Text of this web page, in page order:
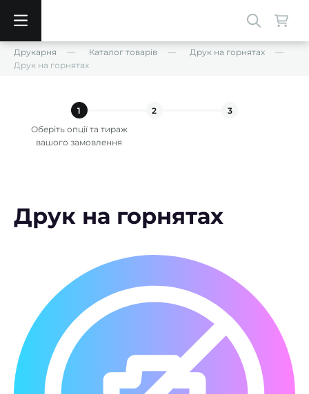
Друкарня Каталог товарів
Друк на горнятах
Друк на горнятах
1
Оберіть опції та тираж
вашого замовлення
2 3
Друк на горнятах